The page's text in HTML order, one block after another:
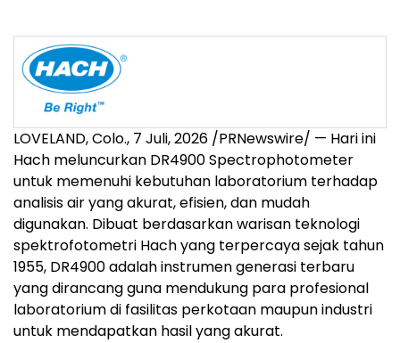
LOVELAND, Colo., 7 Juli, 2026 /PRNewswire/ — Hari ini
Hach meluncurkan DR4900 Spectrophotometer
untuk memenuhi kebutuhan laboratorium terhadap
analisis air yang akurat, efisien, dan mudah
digunakan. Dibuat berdasarkan warisan teknologi
spektrofotometri Hach yang terpercaya sejak tahun
1955, DR4900 adalah instrumen generasi terbaru
yang dirancang guna mendukung para profesional
laboratorium di fasilitas perkotaan maupun industri
untuk mendapatkan hasil yang akurat.